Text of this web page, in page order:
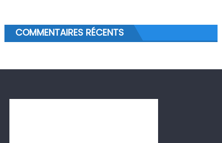
COMMENTAIRES RÉCENTS